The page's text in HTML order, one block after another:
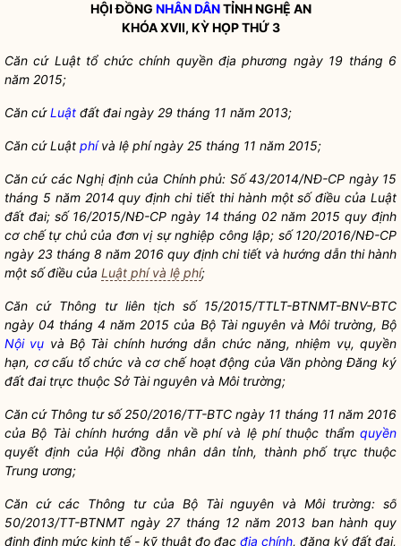
HỘI ĐỒNG NHÂN DÂNTỈNH NGHỆ AN
KHÓA XVII, KỲ HỌP THỨ 3
Căn cứ Luật tổ chức chính quyền địa phương ngày 19 tháng 6
năm 2015;
Căn cứLuật đất đai ngày 29 tháng 11 năm 2013;
Căn cứ Luật phívà lệ phíngày 25 tháng 11 năm 2015;
Căn cứ các Nghị định của Chính phủ: Số43/2014/NĐ-CP ngày 15
tháng 5 năm 2014 quy định chi tiết thi hành một sốđiều củaLuật
đất đai; số 16/2015/NĐ-CP ngày 14 tháng 02 năm 2015 quy định
cơ chếtự chủ của đơn vị sự nghiệp công lập; số120/2016/NĐ-CP
ngày 23 tháng 8 năm 2016 quy định chi tiết và hướng dẫn thi hành
một sốđiều của Luật phí và lệ phí;
Căn cứ Thông tư liên tịch số 15/2015/TTLT-BTNMT-BNV-BTC
ngày 04 tháng 4 năm 2015 của Bộ Tài nguyên và Môi trường, Bộ
Nội vụ và Bộ Tài chính hướng dẫn chức năng, nhiệm vụ,quyền
hạn, cơ cấu tổchức và cơ chế hoạt động của Văn phòng Đăng ký
đất đai trực thuộc Sở Tài nguyên và Môi trường;
Căn cứ Thông tư số 250/2016/TT-BTC ngày 11 tháng 11 năm 2016
của Bộ Tài chính hướng dẫn về phívà lệphíthuộc thẩmquyền
quyết định của Hội đồngnhân dântỉnh, thành phố trực thuộc
Trung ương;
Căn cứ các Thông tư của Bộ Tài nguyên và Môi trường: số
50/2013/TT-BTNMT ngày 27 tháng 12 năm 2013 ban hành quy
định định mức kinh tế - kỹ thuật đo đạc địa chính, đăng ký đất đai,